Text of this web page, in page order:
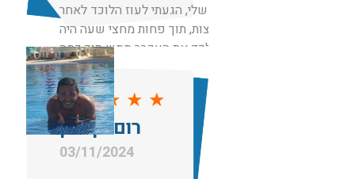
לאמא שלי, הגעתי לעוז הלוכד לאחר
המלצות, תוך פחות מחצי שעה היה
אצלי לכד את העכבר ממש תוך כמה
דקות.
אין מילים מקצוען
★★★ ★ ★
רום בן כהן
03/11/2024